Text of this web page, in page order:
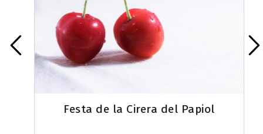
Festa de la Cirera del Papiol